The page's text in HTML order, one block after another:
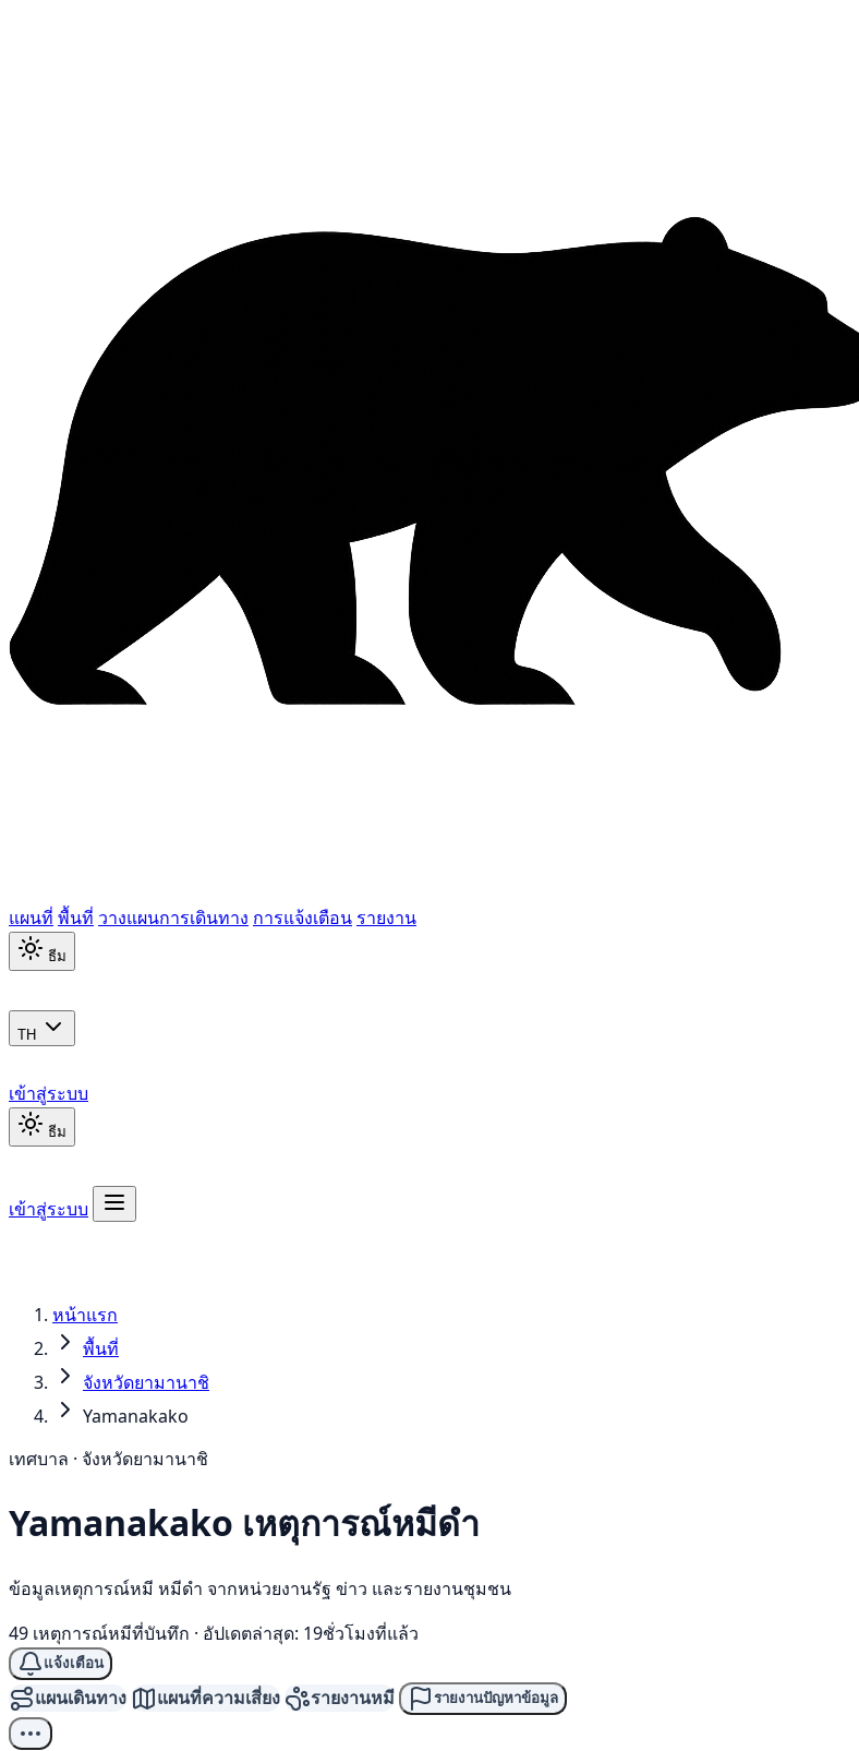
แผนที่ พื้นที่ วางแผนการเดินทาง การแจ้งเตือน รายงาน
ธีม
TH
เข้าสู่ระบบ
ธีม
เข้าสู่ระบบ
หน้าแรก
พื้นที่
จังหวัดยามานาชิ
Yamanakako
เทศบาล · จังหวัดยามานาชิ
Yamanakako เหตุการณ์หมีดำ
ข้อมูลเหตุการณ์หมี หมีดำ จากหน่วยงานรัฐ ข่าว และรายงานชุมชน
49 เหตุการณ์หมีที่บันทึก · อัปเดตล่าสุด: 19ชั่วโมงที่แล้ว
แจ้งเตือน
แผนเดินทาง แผนที่ความเสี่ยง รายงานหมี รายงานปัญหาข้อมูล